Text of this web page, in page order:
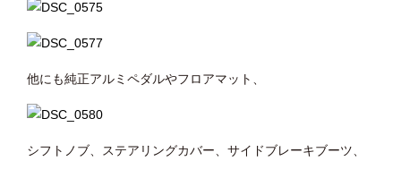
他にも純正アルミペダルやフロアマット、
シフトノブ、ステアリングカバー、サイドブレーキブーツ、